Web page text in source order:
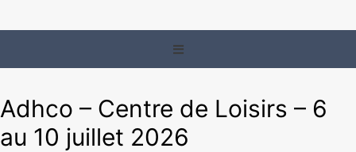
Adhco – Centre de Loisirs – 6
au 10 juillet 2026